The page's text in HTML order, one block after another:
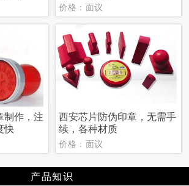
价格：面议
制作，注
快
西安芯片防伪印章，无需手
续，各种材质
价格：面议
产品知识